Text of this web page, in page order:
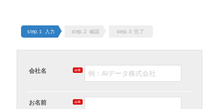
step.１ 入力 step.２ 確認 step.３ 完了
会社名
お名前